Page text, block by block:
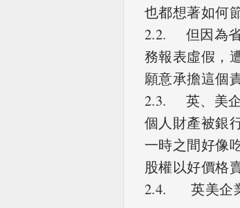
也都想著如何
2.2. 但因為省
務報表虛假，
願意承擔這個
2.3. 英、美企
個人財產被銀
一時之間好像
股權以好價格
2.4. 英美企業